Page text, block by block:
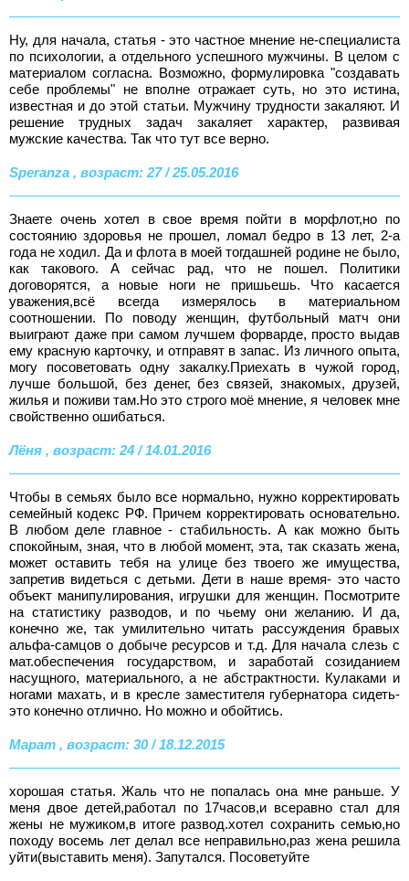
Ну, для начала, статья - это частное мнение не-специалиста
по психологии, а отдельного успешного мужчины. В целом с
материалом согласна. Возможно, формулировка "создавать
себе проблемы" не вполне отражает суть, но это истина,
известная и до этой статьи. Мужчину трудности закаляют. И
решение трудных задач закаляет характер, развивая
мужские качества. Так что тут все верно.
Speranza , возраст: 27 / 25.05.2016
Знаете очень хотел в свое время пойти в морфлот,но по
состоянию здоровья не прошел, ломал бедро в 13 лет, 2-а
года не ходил. Да и флота в моей тогдашней родине не было,
как такового. А сейчас рад, что не пошел. Политики
договорятся, а новые ноги не пришьешь. Что касается
уважения,всё всегда измерялось в материальном
соотношении. По поводу женщин, футбольный матч они
выиграют даже при самом лучшем форварде, просто выдав
ему красную карточку, и отправят в запас. Из личного опыта,
могу посоветовать одну закалку.Приехать в чужой город,
лучше большой, без денег, без связей, знакомых, друзей,
жилья и поживи там.Но это строго моё мнение, я человек мне
свойственно ошибаться.
Лёня , возраст: 24 / 14.01.2016
Чтобы в семьях было все нормально, нужно корректировать
семейный кодекс РФ. Причем корректировать основательно.
В любом деле главное - стабильность. А как можно быть
спокойным, зная, что в любой момент, эта, так сказать жена,
может оставить тебя на улице без твоего же имущества,
запретив видеться с детьми. Дети в наше время- это часто
объект манипулирования, игрушки для женщин. Посмотрите
на статистику разводов, и по чьему они желанию. И да,
конечно же, так умилительно читать рассуждения бравых
альфа-самцов о добыче ресурсов и т.д. Для начала слезь с
мат.обеспечения государством, и заработай созиданием
насущного, материального, а не абстрактности. Кулаками и
ногами махать, и в кресле заместителя губернатора сидеть-
это конечно отлично. Но можно и обойтись.
Марат , возраст: 30 / 18.12.2015
хорошая статья. Жаль что не попалась она мне раньше. У
меня двое детей,работал по 17часов,и всеравно стал для
жены не мужиком,в итоге развод.хотел сохранить семью,но
походу восемь лет делал все неправильно,раз жена решила
уйти(выставить меня). Запутался. Посоветуйте